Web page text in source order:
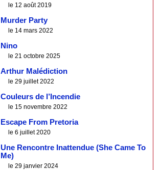
le 12 août 2019
Murder Party
le 14 mars 2022
Nino
le 21 octobre 2025
Arthur Malédiction
le 29 juillet 2022
Couleurs de l’Incendie
le 15 novembre 2022
Escape From Pretoria
le 6 juillet 2020
Une Rencontre Inattendue (She Came To
Me)
le 29 janvier 2024